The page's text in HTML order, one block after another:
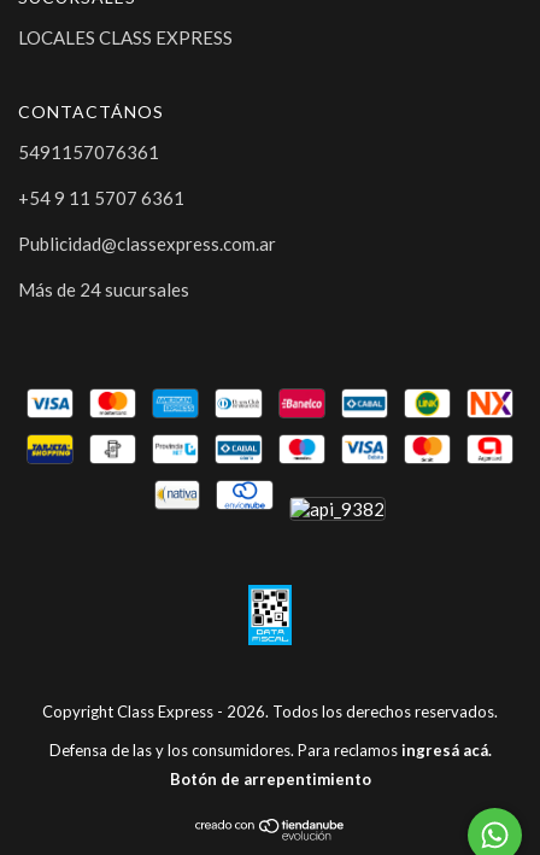
LOCALES CLASS EXPRESS
CONTACTÁNOS
5491157076361
+54 9 11 5707 6361
Publicidad@classexpress.com.ar
Más de 24 sucursales
Copyright Class Express - 2026. Todos los derechos reservados.
Defensa de las y los consumidores. Para reclamos ingresá acá.
Botón de arrepentimiento